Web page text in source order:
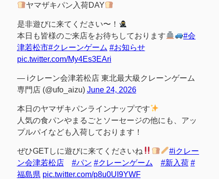
ヤマザキパン入荷DAY
是非遊びに来てください〜！
本日も皆様のご来店をお待ちしております
#会
津若松市#クレーンゲーム #お知らせ
pic.twitter.com/My4Es3EAri
— iクレーン会津若松店 東北最大級クレーンゲーム
専門店 (@ufo_aizu) June 24, 2026
本日のヤマザキパンラインナップです
人気の食パンやまるごとソーセージの他にも、アッ
プルパイなども入荷しております！
ぜひGETしに遊びに来てくださいね
#iクレー
ン会津若松店
#パン #クレーンゲーム #新入荷 #
福島県 pic.twitter.com/p8u0UI9YWF